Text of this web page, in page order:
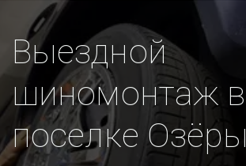
Выездной
шиномонтаж в
поселке Озёры